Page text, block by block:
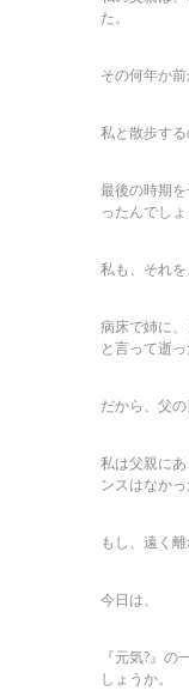
た。
その何年か
私と散歩する
最後の時期
ったんでしょ
私も、それを
病床で姉に
と言って逝っ
だから、父の
私は父親に
ンスはなかっ
もし、遠く
今日は、
『元気?』
しょうか。